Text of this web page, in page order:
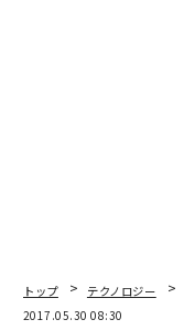
トップ テクノロジー
2017.05.30 08:30